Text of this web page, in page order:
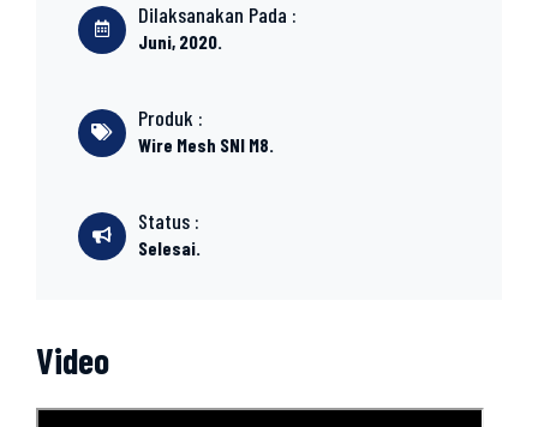
Dilaksanakan Pada :
Juni, 2020.
Produk :
Wire Mesh SNI M8.
Status :
Selesai.
Video